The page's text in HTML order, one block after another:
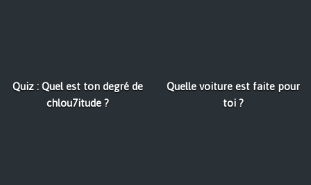
Quiz : Quel est ton degré de
chlou7itude ?
Quelle voiture est faite pour
toi ?